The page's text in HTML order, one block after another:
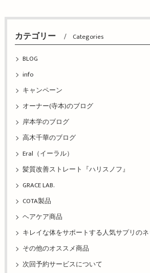
カテゴリー Categories
BLOG
info
キャンペーン
オーナー(寺本)のブログ
岸本学のブログ
高木千華のブログ
Eral（イーラル）
髪質改善ストレート『ハリスノフ』
GRACE LAB.
COTA製品
ヘアケア商品
キレイな体をサポートする人気サプリの
その他のオススメ商品
次回予約サービスについて